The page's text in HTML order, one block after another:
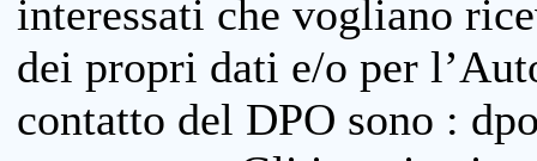
interessati che vogliano
dei propri dati e/o per
contatto del DPO sono :